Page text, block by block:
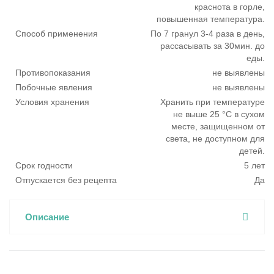
краснота в горле,
повышенная температура.
Способ применения
По 7 гранул 3-4 раза в день,
рассасывать за 30мин. до
еды.
Противопоказания
не выявлены
Побочные явления
не выявлены
Условия хранения
Хранить при температуре
не выше 25 °С в сухом
месте, защищенном от
света, не доступном для
детей.
Срок годности
5 лет
Отпускается без рецепта
Да
Описание